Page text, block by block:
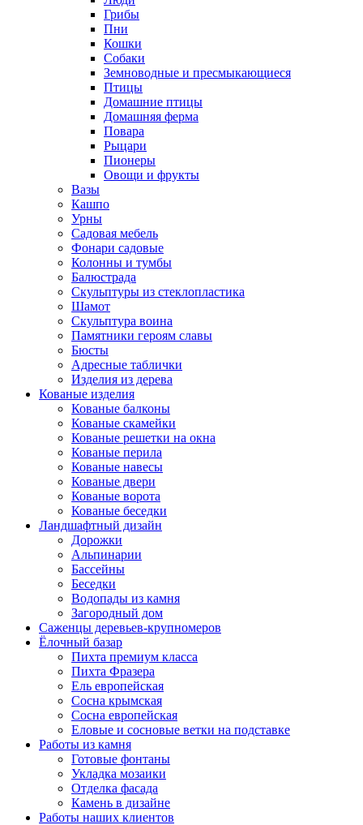
Грибы
Пни
Кошки
Собаки
Земноводные и пресмыкающиеся
Птицы
Домашние птицы
Домашняя ферма
Повара
Рыцари
Пионеры
Овощи и фрукты
Вазы
Кашпо
Урны
Садовая мебель
Фонари садовые
Колонны и тумбы
Балюстрада
Скульптуры из стеклопластика
Шамот
Скульптура воина
Памятники героям славы
Бюсты
Адресные таблички
Изделия из дерева
Кованые изделия
Кованые балконы
Кованые скамейки
Кованые решетки на окна
Кованые перила
Кованые навесы
Кованые двери
Кованые ворота
Кованые беседки
Ландшафтный дизайн
Дорожки
Альпинарии
Бассейны
Беседки
Водопады из камня
Загородный дом
Саженцы деревьев-крупномеров
Ёлочный базар
Пихта премиум класса
Пихта Фразера
Ель европейская
Сосна крымская
Сосна европейская
Еловые и сосновые ветки на подставке
Работы из камня
Готовые фонтаны
Укладка мозаики
Отделка фасада
Камень в дизайне
Работы наших клиентов